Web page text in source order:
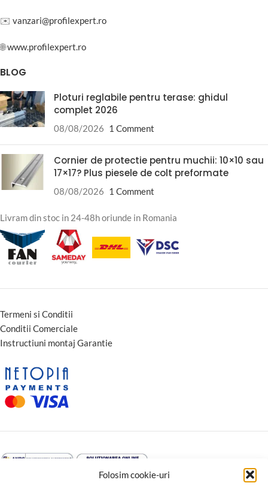
Folosim cookie-uri
✉️ vanzari@profilexpert.ro
🌐www.profilexpert.ro
BLOG
Ploturi reglabile pentru terase: ghidul
complet 2026
08/08/2026 1 Comment
Cornier de protectie pentru muchii: 10×10 sau
17×17? Plus piesele de colt preformate
08/08/2026 1 Comment
Livram din stoc in 24-48h oriunde in Romania
Termeni si Conditii
Conditii Comerciale
Instructiuni montaj Garantie